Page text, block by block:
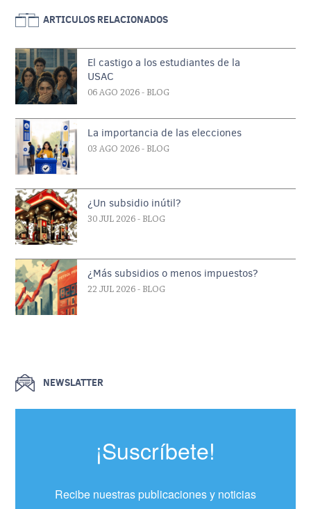
ARTICULOS RELACIONADOS
El castigo a los estudiantes de la
USAC
06 AGO 2026 - BLOG
La importancia de las elecciones
03 AGO 2026 - BLOG
¿Un subsidio inútil?
30 JUL 2026 - BLOG
¿Más subsidios o menos impuestos?
22 JUL 2026 - BLOG
NEWSLATTER
¡Suscríbete!
Recibe nuestras publicaciones y noticias